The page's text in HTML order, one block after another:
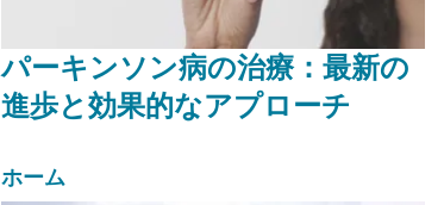
パーキンソン病の治療：最新の
進歩と効果的なアプローチ
ホーム